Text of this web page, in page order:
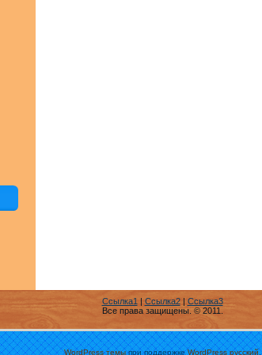
Ссылка1 | Ссылка2| Ссылка3
Все права защищены. © 2011.
WordPress темыпри поддержкеWordPress русский.